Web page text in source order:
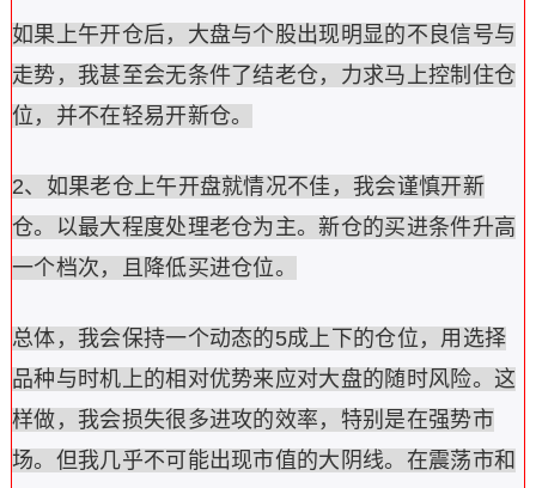
如果上午开仓后，大盘与个股出现明显的不良信号与
走势，我甚至会无条件了结老仓，力求马上控制住仓
位，并不在轻易开新仓。
2、如果老仓上午开盘就情况不佳，我会谨慎开新
仓。以最大程度处理老仓为主。新仓的买进条件升高
一个档次，且降低买进仓位。
总体，我会保持一个动态的5成上下的仓位，用选择
品种与时机上的相对优势来应对大盘的随时风险。这
样做，我会损失很多进攻的效率，特别是在强势市
场。但我几乎不可能出现市值的大阴线。在震荡市和